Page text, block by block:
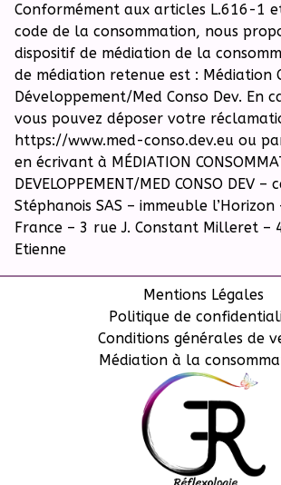
Conformément aux articles L.616-1
code de la consommation, nous
dispositif de médiation de la
de médiation retenue est : Médiation
Développement/Med Conso Dev. En
vous pouvez déposer votre
https://www.med-conso.dev.eu ou
en écrivant à MÉDIATION
DEVELOPPEMENT/MED CONSO DEV
Stéphanois SAS – immeuble
France – 3 rue J. Constant Milleret –
Etienne
Mentions Légales
Politique de
Conditions générales de
Médiation à la